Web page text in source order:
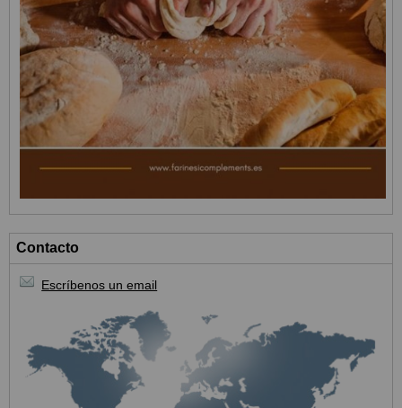
Contacto
Escríbenos un email